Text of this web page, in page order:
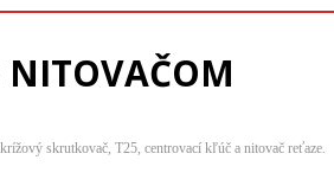
NITOVAČOM
skrutkovač, T25, centrovací kľúč a nitovač reťaze.